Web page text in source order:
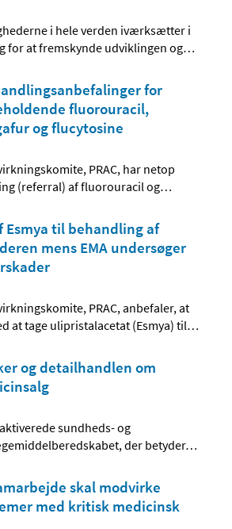
i hele verden iværksætter i
for at fremskynde udviklingen og…
for
fluorouracil,
og flucytosine
PRAC, har netop
(referral) af fluorouracil og…
Esmya til behandling af
mens EMA undersøger
PRAC, anbefaler, at
at tage ulipristalacetat (Esmya) til…
og detailhandlen om
sundheds- og
der betyder…
skal modvirke
med kritisk medicinsk